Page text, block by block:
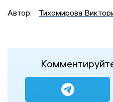
Автор:
Тихомирова